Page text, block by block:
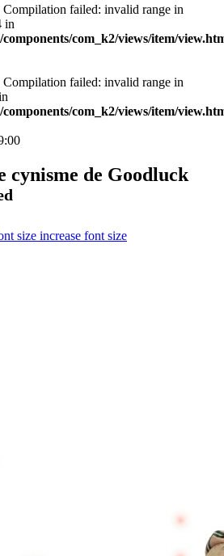
Compilation failed: invalid range in
in
com_k2/views/item/
Compilation failed: invalid range in
com_k2/views/item/
cynisme de Goodluck
size increase font size